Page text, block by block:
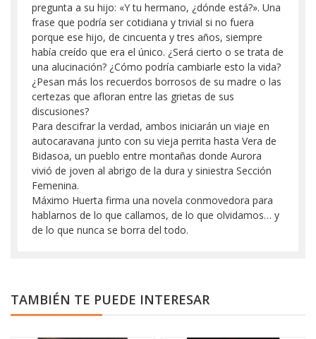
pregunta a su hijo: «Y tu hermano, ¿dónde está?». Una
frase que podría ser cotidiana y trivial si no fuera
porque ese hijo, de cincuenta y tres años, siempre
había creído que era el único. ¿Será cierto o se trata de
una alucinación? ¿Cómo podría cambiarle esto la vida?
¿Pesan más los recuerdos borrosos de su madre o las
certezas que afloran entre las grietas de sus
discusiones?
Para descifrar la verdad, ambos iniciarán un viaje en
autocaravana junto con su vieja perrita hasta Vera de
Bidasoa, un pueblo entre montañas donde Aurora
vivió de joven al abrigo de la dura y siniestra Sección
Femenina.
Máximo Huerta firma una novela conmovedora para
hablarnos de lo que callamos, de lo que olvidamos… y
de lo que nunca se borra del todo.
TAMBIÉN TE PUEDE INTERESAR